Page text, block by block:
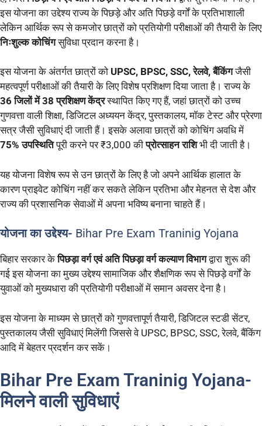
इस योजना का उद्देश्य राज्य के पिछड़े और अति पिछड़े वर्गों के प्रतिभाशाली
लेकिन आर्थिक रूप से कमजोर छात्रों को प्रतियोगी परीक्षाओं की तैयारी के लिए
निःशुल्क कोचिंगसुविधा प्रदान करना है।
इस योजना के अंतर्गत छात्रों को UPSC, BPSC, SSC, रेलवे, बैंकिंगजैसी
महत्वपूर्ण परीक्षाओं की तैयारी के लिए विशेष प्रशिक्षण दिया जाता है। राज्य के
36 जिलों में 38 प्रशिक्षण केंद्रस्थापित किए गए हैं, जहां छात्रों को उच्च
गुणवत्ता वाली शिक्षा, डिजिटल अध्ययन केंद्र, पुस्तकालय, मॉक टेस्ट और प्रेरणा
सत्र जैसी सुविधाएं दी जाती हैं। इसके अलावा छात्रों को कोचिंग अवधि में
75% उपस्थितिपूरी करने पर ₹3,000 कीप्रोत्साहन राशिभी दी जाती है।
यह योजना विशेष रूप से उन छात्रों के लिए है जो अपने आर्थिक हालात के
कारण प्राइवेट कोचिंग नहीं कर सकते लेकिन प्रतिभा और मेहनत से देश और
राज्य की प्रशासनिक सेवाओं में अपना भविष्य बनाना चाहते हैं।
योजना का उद्देश्य- Bihar Pre Exam Traninig Yojana
बिहार सरकार केपिछड़ा वर्ग एवं अति पिछड़ा वर्ग कल्याण विभागद्वारा शुरू की
गई इस योजना का मुख्य उद्देश्य सामाजिक और शैक्षणिक रूप से पिछड़े वर्गों के
युवाओं को मुख्यधारा की प्रतियोगी परीक्षाओं में समान अवसर देना है।
इस योजना के माध्यम से छात्रों को गुणवत्तापूर्ण तैयारी, डिजिटल स्टडी सेंटर,
पुस्तकालय जैसी सुविधाएं मिलेंगी जिससे वे UPSC, BPSC, SSC, रेलवे, बैंकिंग
आदि में बेहतर प्रदर्शन कर सकें।
Bihar Pre Exam Traninig Yojana-
मिलने वाली सुविधाएं